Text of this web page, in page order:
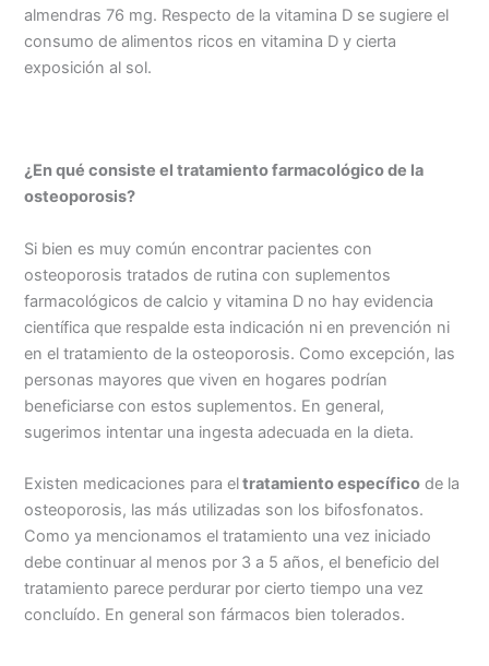
almendras 76 mg. Respecto de la vitamina D se sugiere el
consumo de alimentos ricos en vitamina D y cierta
exposición al sol.
¿En qué consiste el tratamiento farmacológico de la
osteoporosis?
Si bien es muy común encontrar pacientes con
osteoporosis tratados de rutina con suplementos
farmacológicos de calcio y vitamina D no hay evidencia
científica que respalde esta indicación ni en prevención ni
en el tratamiento de la osteoporosis. Como excepción, las
personas mayores que viven en hogares podrían
beneficiarse con estos suplementos. En general,
sugerimos intentar una ingesta adecuada en la dieta.
Existen medicaciones para eltratamiento específico de la
osteoporosis, las más utilizadas son los bifosfonatos.
Como ya mencionamos el tratamiento una vez iniciado
debe continuar al menos por 3 a 5 años, el beneficio del
tratamiento parece perdurar por cierto tiempo una vez
concluído. En general son fármacos bien tolerados.